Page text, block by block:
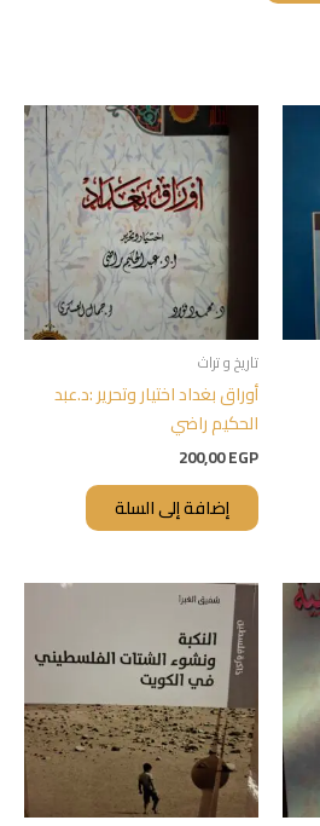
تاريخ و تراث
أوراق بغداد اختيار وتحرير :د.عبد
الحكيم راضي
200,00EGP
إضافة إلى السلة